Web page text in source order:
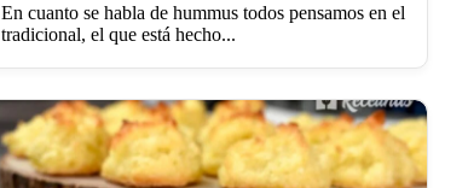
En cuanto se habla de hummus todos pensamos en el
tradicional, el que está hecho...